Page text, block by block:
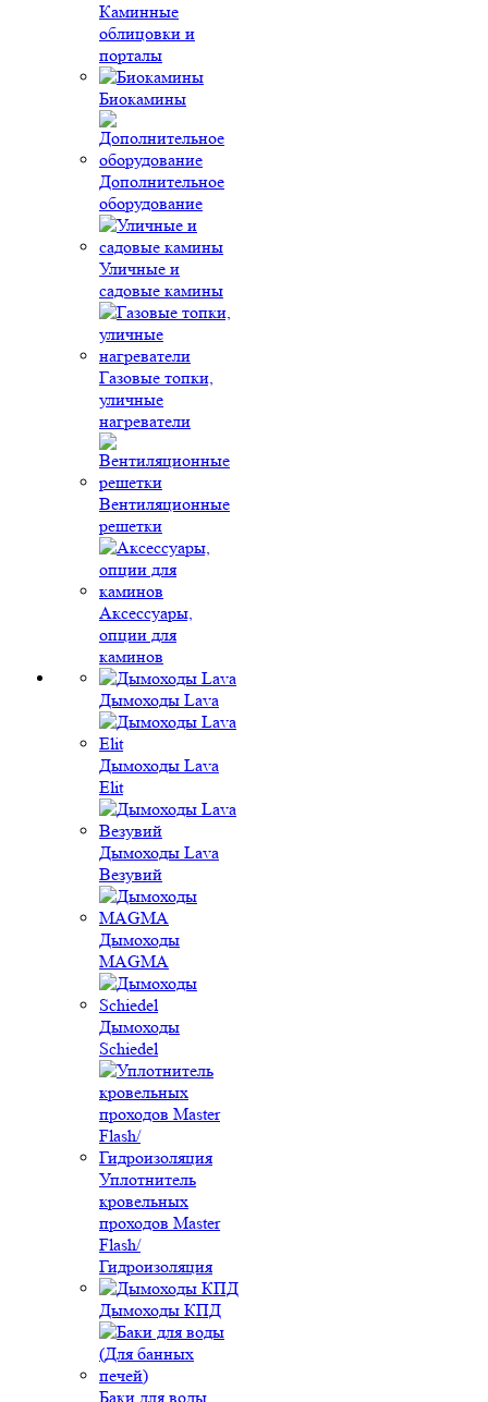
Каминные
облицовки и
порталы
Биокамины
Дополнительное
оборудование
Уличные и
садовые камины
Газовые топки,
уличные
нагреватели
Вентиляционные
решетки
Аксессуары,
опции для
каминов
Дымоходы Lava
Дымоходы Lava
Elit
Дымоходы Lava
Везувий
Дымоходы
MAGMA
Дымоходы
Schiedel
Уплотнитель
кровельных
проходов Master
Flash/
Гидроизоляция
Дымоходы КПД
Баки для воды